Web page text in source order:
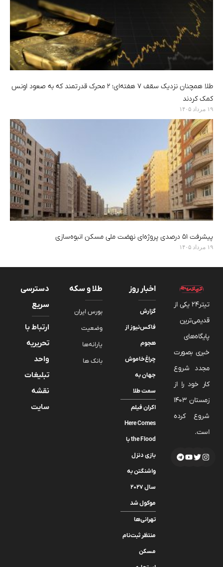
طلا همچنان نزدیک سقف ۷ هفته‌ای؛ ۲ محرک قدرتمند که به صعود اونس
کمک کردند
۱۹ مرداد ۱۴۰۵
پیشرفت ۵۱ درصدی پروژه‌ای نهضت ملی مسکن انبوه‌سازی
۱۹ مرداد ۱۴۰۵
تیتر24 یکی از
قدیمی‌ترین
پایگاه‌های
خبری بصورت
مجدد شروع
کار خود را از
زمستان 1403
شروع کرده
است.
اخبار روز
گزارش
فاکس‌نیوز از
هجوم
چراغ‌خاموش
جهان به
سمت طلا
اکران فیلم
Here Comes
the Flood با
بازی دنزل
واشنگتن به
سال ۲۰۲۷
موکول شد
تهرانی‌ها
منتظر ثبت‌نام
مسکن
طلا و سکه
بورس ایران
وضعیت
یارانه‌ها
بانک ها
دسترسی
سریع
ارتباط با
تحریریه
واحد
تبلیغات
نقشه
سایت